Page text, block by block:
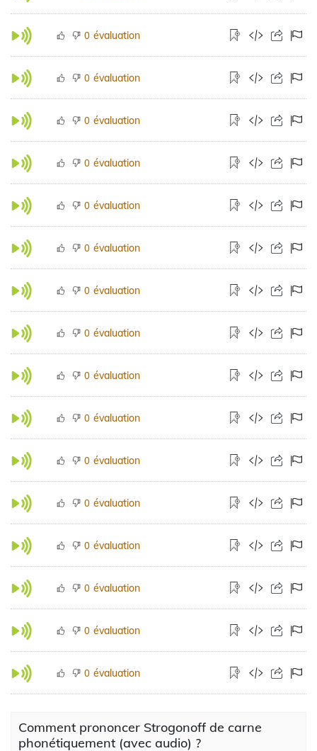
0 évaluation
0 évaluation
0 évaluation
0 évaluation
0 évaluation
0 évaluation
0 évaluation
0 évaluation
0 évaluation
0 évaluation
0 évaluation
0 évaluation
0 évaluation
0 évaluation
0 évaluation
0 évaluation
Comment prononcer Strogonoff de carne
phonétiquement (avec audio) ?